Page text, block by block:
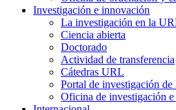
Investigación e innovación
La investigación en la
Ciencia abierta
Doctorado
Actividad de transferencia
Cátedras URL
Portal de investigación
Oficina de investigación